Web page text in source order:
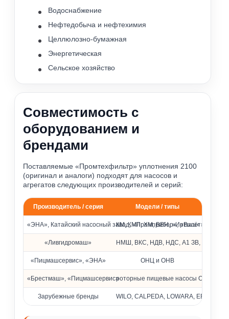
Водоснабжение
Нефтедобыча и нефтехимия
Целлюлозно-бумажная
Энергетическая
Сельское хозяйство
Совместимость с
оборудованием и
брендами
Поставляемые «Промтехфильтр» уплотнения 2100
(оригинал и аналоги) подходят для насосов и
агрегатов следующих производителей и серий:
Совместимость с насосами различных брендов
Производитель / серия Модели / типы
«ЭНА», Катайский насосный завод, «Промприбор», «Взлёт»
КМ, КМЛ, ХМ, ВВН, «Иртыш» и др.
«Ливгидромаш» НМШ, ВКС, НДВ, НДС, А1 ЗВ, КМ
«Пицмашсервис», «ЭНА» ОНЦ и ОНВ
«Брестмаш», «Пицмашсервис»роторные пищевые насосы ОРА
Зарубежные бренды WILO, CALPEDA, LOWARA, EBARA,